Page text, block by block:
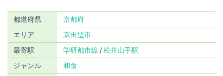
都道府県
京都府
エリア
京田辺市
最寄駅
学研都市線
松井山手駅
ジャンル
和食